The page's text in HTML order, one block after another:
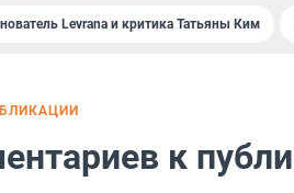
Levrana и критика Татьяны Ким
к